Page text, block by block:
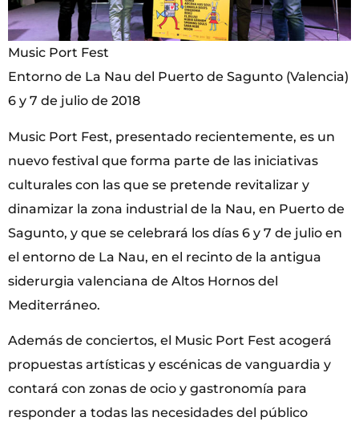
Music Port Fest
Entorno de La Nau del Puerto de Sagunto (Valencia)
6 y 7 de julio de 2018
Music Port Fest, presentado recientemente, es un
nuevo festival que forma parte de las iniciativas
culturales con las que se pretende revitalizar y
dinamizar la zona industrial de la Nau, en Puerto de
Sagunto, y que se celebrará los días 6 y 7 de julio en
el entorno de La Nau, en el recinto de la antigua
siderurgia valenciana de Altos Hornos del
Mediterráneo.
Además de conciertos, el Music Port Fest acogerá
propuestas artísticas y escénicas de vanguardia y
contará con zonas de ocio y gastronomía para
responder a todas las necesidades del público